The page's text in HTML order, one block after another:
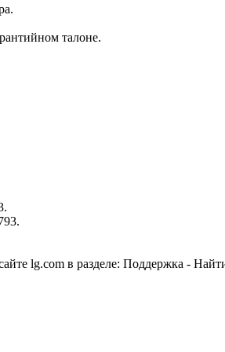
талоне.
lg.com в разделе: Поддержка -